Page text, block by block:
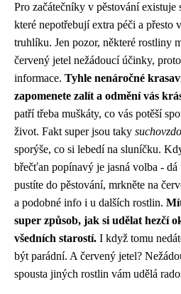
Pro začátečníky v pěstování existuje
které nepotřebují extra péči a přesto
truhlíku. Jen pozor, některé rostliny
červený jetel nežádoucí účinky,
informace. Tyhle nenáročné
zapomenete zalít a odmění vás
patří třeba muškáty, co vás potěší
život. Fakt super jsou taky
sporýše, co si lebedí na sluníčku.
břečťan popínavý je jasná volba -
pustíte do pěstování, mrkněte na
a podobné info i u dalších rostlin.
super způsob, jak si udělat hezčí
všedních starostí. I když tomu
být parádní. A červený jetel?
spousta jiných rostlin vám udělá